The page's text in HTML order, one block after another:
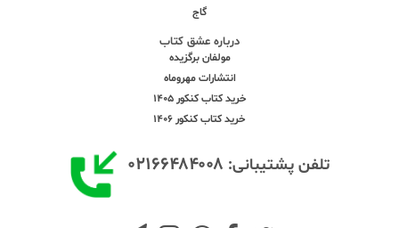
گاج
درباره عشق کتاب
مولفان برگزیده
انتشارات مهروماه
خرید کتاب کنکور 1405
خرید کتاب کنکور 1406
تلفن پشتیبانی: ۰۲۱۶۶۴۸۴۰۰۸